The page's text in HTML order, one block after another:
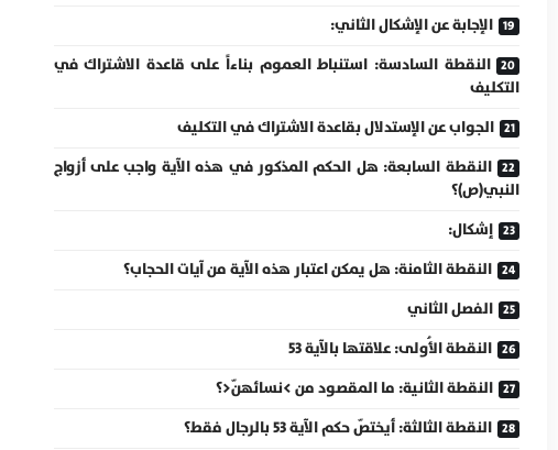
الإجابة عن الإشكال الثاني:
النقطة السادسة: استنباط العموم بناءاً على قاعدة الاشتراك في
التكليف
الجواب عن الإستدلال بقاعدة الاشتراك في التكليف
النقطة السابعة: هل الحكم المذكور في هذه الآية واجب على أزواج
النبي(ص)؟
إشكال:
النقطة الثامنة: هل يمكن اعتبار هذه الآية من آيات الحجاب؟
الفصل الثاني
النقطة الأُولى: علاقتها بالآية 53
النقطة الثانية: ما المقصود من >نسائهنّ<؟
النقطة الثالثة: أيختصّ حكم الآية 53 بالرجال فقط؟